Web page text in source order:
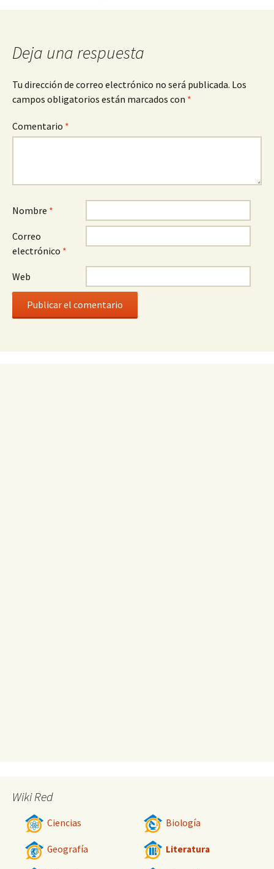
entradas
Deja una respuesta
Tu dirección de correo electrónico no será publicada. Los
campos obligatorios están marcados con *
Comentario *
Nombre *
Correo
electrónico *
Web
Wiki Red
Ciencias Biología
Geografía Literatura